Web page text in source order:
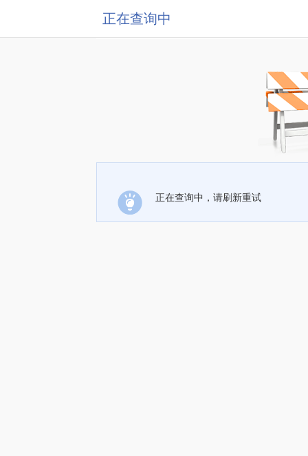
正在查询中
正在查询中，请刷新重试